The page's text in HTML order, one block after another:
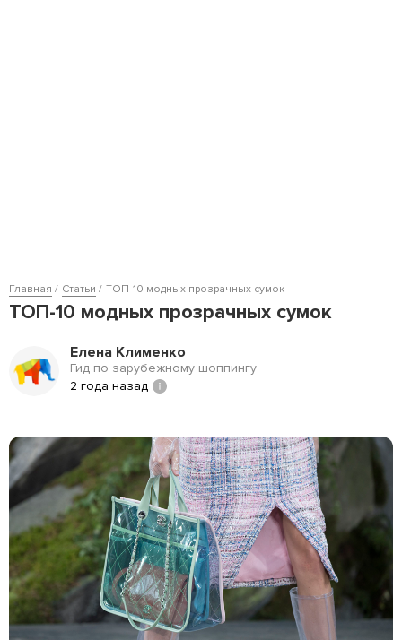
Главная Статьи ТОП-10 модных прозрачных сумок
ТОП-10 модных прозрачных сумок
Елена Клименко
Гид по зарубежному шоппингу
2 года назад